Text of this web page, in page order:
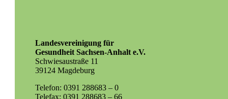
Landesvereinigung für
Gesundheit Sachsen-Anhalt e.V.
Schwiesaustraße 11
39124 Magdeburg
Telefon: 0391 288683 – 0
Telefax: 0391 288683 – 66